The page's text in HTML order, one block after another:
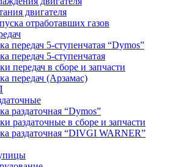
двигателя
отработавших газов
передач 5-ступенчатая “Dymos”
передач 5-ступенчатая
передач в сборе и запчасти
передач (Арзамас)
раздаточная “Dymos”
раздаточные в сборе и запчасти
раздаточная “DIVGI WARNER”